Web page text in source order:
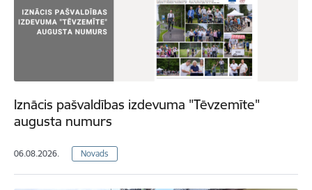
Iznācis pašvaldības izdevuma "Tēvzemīte"
augusta numurs
06.08.2026. Novads